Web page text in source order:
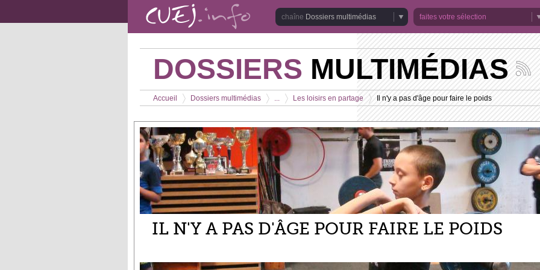
Dossiers multimédias
faites votre sélection
DOSSIERS MULTIMÉDIAS
Suivez
les
de
la
chaîne
Vous êtes ici
Accueil
>
Dossiers multimédias
>
...
>
Les loisirs en partage
>
Il n'y a pas d'âge pour faire le poids
IL N'Y A PAS D'ÂGE POUR FAIRE LE POIDS